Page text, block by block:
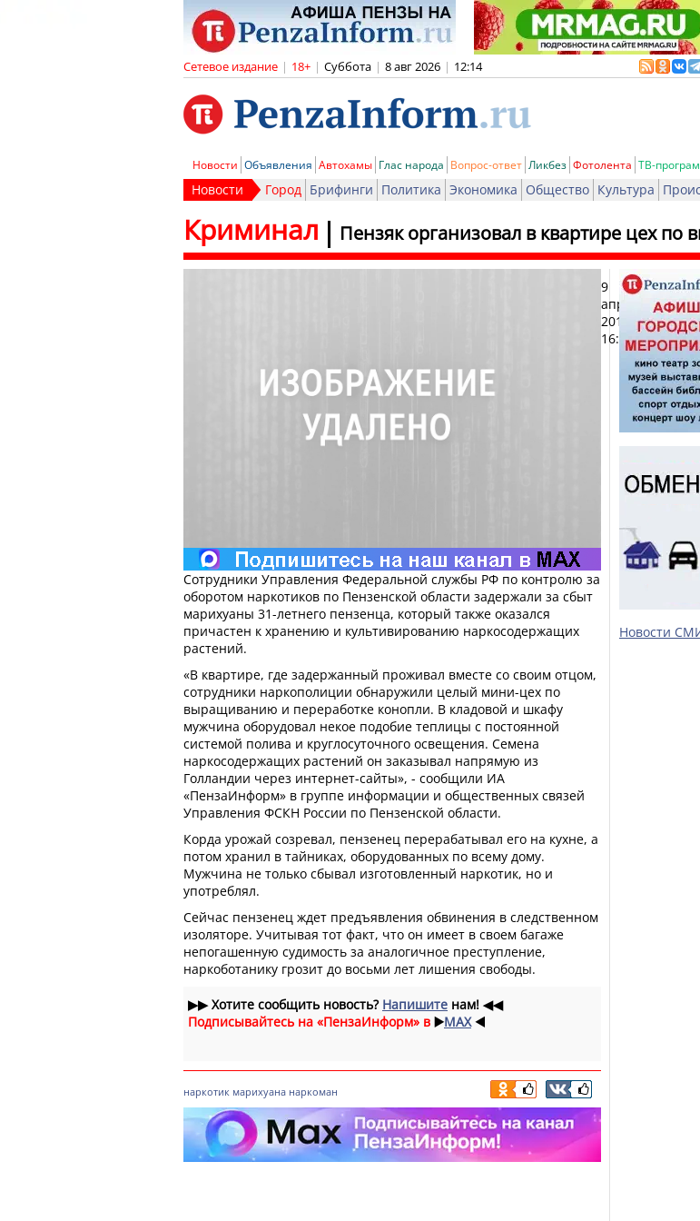
Сетевое издание | 18+ | Суббота | 8 авг 2026 | 12:14
Новости Объявления Автохамы Глас народа Вопрос-ответ Ликбез Фотолента ТВ-
Новости Город Брифинги Политика Экономика Общество Культура
Пензяк организовал в квартире цех
Криминал
9
апреля
2012,
16:47
Сотрудники Управления Федеральной службы РФ по контролю за
оборотом наркотиков по Пензенской области задержали за сбыт
марихуаны 31-летнего пензенца, который также оказался
причастен к хранению и культивированию наркосодержащих
растений.
«В квартире, где задержанный проживал вместе со своим отцом,
сотрудники наркополиции обнаружили целый мини-цех по
выращиванию и переработке конопли. В кладовой и шкафу
мужчина оборудовал некое подобие теплицы с постоянной
системой полива и круглосуточного освещения. Семена
наркосодержащих растений он заказывал напрямую из
Голландии через интернет-сайты», - сообщили ИА
«ПензаИнформ» в группе информации и общественных связей
Управления ФСКН России по Пензенской области.
Корда урожай созревал, пензенец перерабатывал его на кухне, а
потом хранил в тайниках, оборудованных по всему дому.
Мужчина не только сбывал изготовленный наркотик, но и
употреблял.
Сейчас пензенец ждет предъявления обвинения в следственном
изоляторе. Учитывая тот факт, что он имеет в своем багаже
непогашенную судимость за аналогичное преступление,
наркоботанику грозит до восьми лет лишения свободы.
▶▶Хотите сообщить новость? Напишите нам! ◀◀
Подписывайтесь на «ПензаИнформ» в ▶️MAX ◀️
наркотик марихуана наркоман
Новости